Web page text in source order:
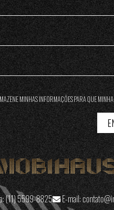
MINHAS INFORMAÇÕES PARA QUE
(11) 5599-8825 E-mail: